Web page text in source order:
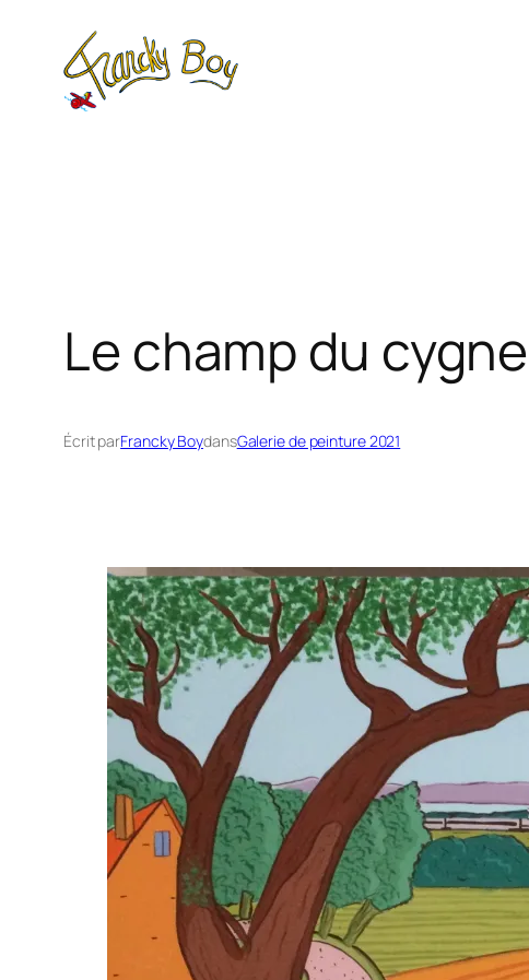
contenu
Le champ du cygne
Écrit parFrancky BoydansGalerie de peinture 2021